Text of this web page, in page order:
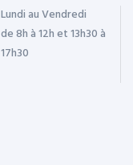
Lundi au Vendredi
de 8h à 12h et 13h30 à
17h30